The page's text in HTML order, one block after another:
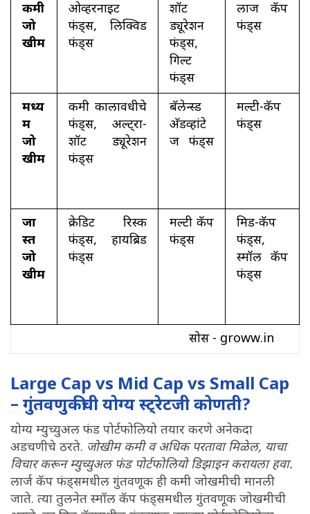
कमी
जो
खीम
ओव्हरनाईट
फंड्स, लिक्विड
फंड्स
शॉर्ट
ड्यूरेशन
फंड्स,
गिल्ट
फंड्स
लार्ज कॅप
फंड्स
मध्य
म
जो
खीम
कमी कालावधीचे
फंड्स, अल्ट्रा-
शॉर्ट ड्यूरेशन
फंड्स
बॅलेन्स्ड
अ‍ॅडव्हांटे
ज फंड्स
मल्टी-कॅप
फंड्स
जा
स्त
जो
खीम
क्रेडिट रिस्क
फंड्स, हायब्रिड
फंड्स
मल्टी कॅप
फंड्स
मिड-कॅप
फंड्स,
स्मॉल कॅप
फंड्स
सोर्स - groww.in
Large Cap vs Mid Cap vs Small Cap
– गुंतवणुकीची योग्य स्ट्रेटजी कोणती?
योग्य म्युच्युअल फंड पोर्टफोलियो तयार करणे अनेकदा
अडचणीचे ठरते. जोखीम कमी व अधिक परतावा मिळेल, याचा
विचार करून म्युच्युअल फंड पोर्टफोलियो डिझाइन करायला हवा.
लार्ज कॅप फंड्समधील गुंतवणूक ही कमी जोखमीची मानली
जाते. त्या तुलनेत स्मॉल कॅप फंड्समधील गुंतवणूक जोखमीची